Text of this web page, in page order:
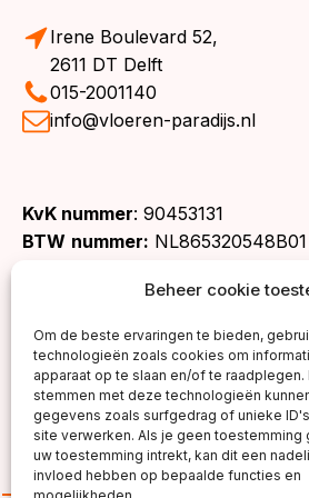
Beheer cookie
Om de beste ervaringen te bieden,
technologieën zoals cookies om
apparaat op te slaan en/of te raadplegen.
stemmen met deze technologieën
gegevens zoals surfgedrag of unieke
site verwerken. Als je geen toestemming
uw toestemming intrekt, kan dit een
invloed hebben op bepaalde functies en
Irene Boulevard 52,
2611 DT Delft
015-2001140
info@vloeren-paradijs.nl
KvK nummer: 90453131
BTW nummer: NL865320548B01